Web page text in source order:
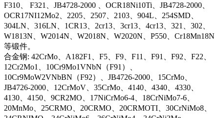
F310、 F321、JB4728-2000 、OCR18Ni10Ti、JB4728-2000、
OCR17NI12Mo2、2205、2507、2103、904L、254SMD、
304LN、316LN、1CR13、2cr13、3cr13、4cr13、321、302、
W1813N、W2014N、W2018N、W2020N、P550、Cr18Mn18N
等锻件。
合金钢: 42CrMo、A182F1、F5、F9、F11、F91、F92、F22、
12Cr2Mo1、10Cr9Mo1VNbN（F91）、
10Cr9MoW2VNbBN（F92）、JB4726-2000、15CrMo、
JB4726-2000、12CrMoV、35CrMo、4140、4340、4330、
4130、4150、9CR2MO、17NiCrMo6-4、18CrNiMo7-6、
20MnMo、25CRMO、20CRMO、20CRMOTI、30CrNiMo8、